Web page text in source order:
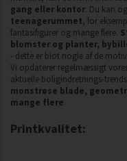
gang eller kontor. Du kan
teenagerummet, for
fantasifigurer og mange flere.
blomster og planter,
- dette er blot nogle af de
Vi opdaterer regelmæssigt
aktuelle boligindretnings-
monstrøse blade,
mange flere.
Printkvalitet: